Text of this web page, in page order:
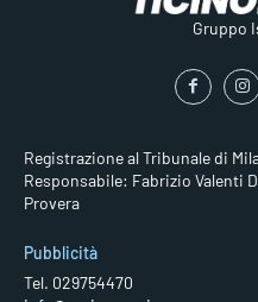
Gruppo
Registrazione al Tribunale di
Responsabile: Fabrizio Valenti
Provera
Pubblicità
Tel. 029754470